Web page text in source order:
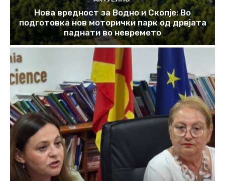
Нова вредност за Водно и Скопје: Во
подготовка нов моторички парк од дрвјата
паднати во невремето